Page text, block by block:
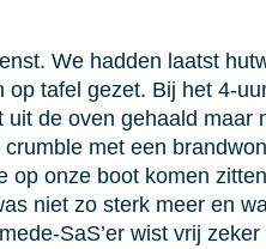
We hadden laatst
op tafel gezet. Bij het 4-
uit de oven gehaald
met een
op onze boot komen
niet zo sterk meer en
SaS’er wist vrij